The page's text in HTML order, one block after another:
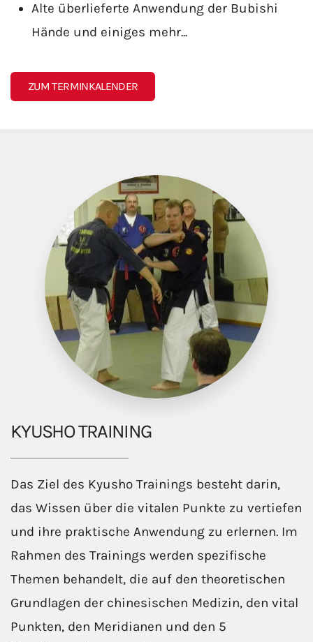
Alte überlieferte Anwendung der Bubishi
Hände und einiges mehr...
ZUM TERMINKALENDER
KYUSHO TRAINING
Das Ziel des Kyusho Trainings besteht darin,
das Wissen über die vitalen Punkte zu vertiefen
und ihre praktische Anwendung zu erlernen. Im
Rahmen des Trainings werden spezifische
Themen behandelt, die auf den theoretischen
Grundlagen der chinesischen Medizin, den vital
Punkten, den Meridianen und den 5